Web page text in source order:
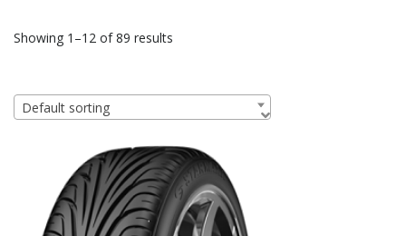
Showing 1–12 of 89 results
Default sorting